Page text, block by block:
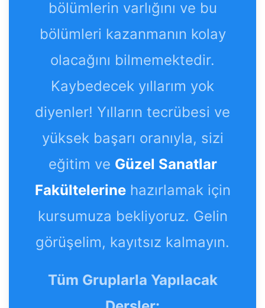
bölümlerin varlığını ve bu
bölümleri kazanmanın kolay
olacağını bilmemektedir.
Kaybedecek yıllarım yok
diyenler! Yılların tecrübesi ve
yüksek başarı oranıyla, sizi
eğitim ve Güzel Sanatlar
Fakültelerinehazırlamak için
kursumuza bekliyoruz. Gelin
görüşelim, kayıtsız kalmayın.
Tüm Gruplarla Yapılacak